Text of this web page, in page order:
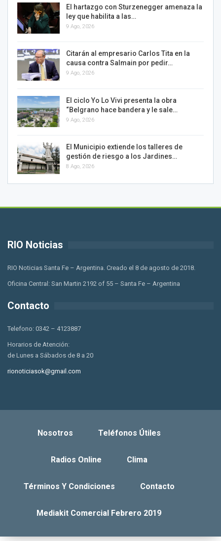
El hartazgo con Sturzenegger amenaza la
ley que habilita a las…
9 Ago, 2026
Citarán al empresario Carlos Tita en la
causa contra Salmain por pedir…
9 Ago, 2026
El ciclo Yo Lo Vivi presenta la obra
“Belgrano hace bandera y le sale…
9 Ago, 2026
El Municipio extiende los talleres de
gestión de riesgo a los Jardines…
8 Ago, 2026
RIO Noticias
RIO Noticias Santa Fe – Argentina. Creado el 8 de agosto de 2018.
Oficina Central: San Martin 2192 of 55 – Santa Fe – Argentina
Contacto
Telefono: 0342 – 4123887
Horarios de Atención:
de Lunes a Sábados de 8 a 20
rionoticiasok@gmail.com
Nosotros Teléfonos Útiles
Radios Online Clima
Términos Y Condiciones Contacto
Mediakit Comercial Febrero 2019